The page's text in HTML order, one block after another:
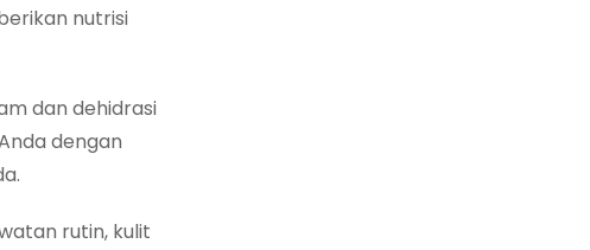
nutrisi
dan dehidrasi
dengan
rutin, kulit